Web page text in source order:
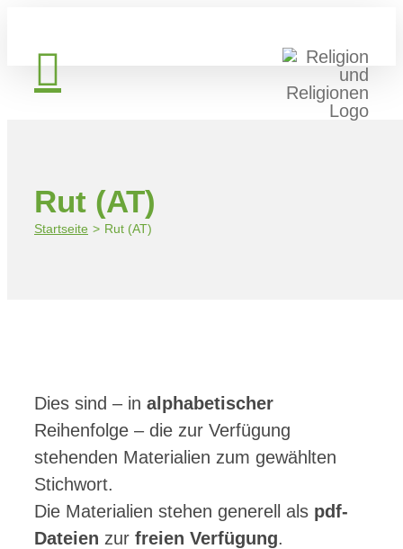
Rut (AT)
Startseite Rut (AT)
Dies sind – in alphabetischer
Reihenfolge – die zur Verfügung
stehenden Materialien zum gewählten
Stichwort.
Die Materialien stehen generell als pdf-
Dateien zur freien Verfügung.